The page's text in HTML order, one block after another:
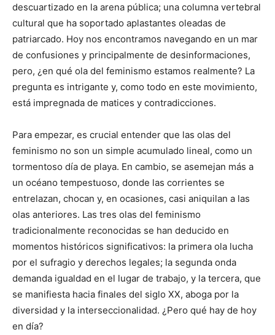
descuartizado en la arena pública; una columna vertebral
cultural que ha soportado aplastantes oleadas de
patriarcado. Hoy nos encontramos navegando en un mar
de confusiones y principalmente de desinformaciones,
pero, ¿en qué ola del feminismo estamos realmente? La
pregunta es intrigante y, como todo en este movimiento,
está impregnada de matices y contradicciones.
Para empezar, es crucial entender que las olas del
feminismo no son un simple acumulado lineal, como un
tormentoso día de playa. En cambio, se asemejan más a
un océano tempestuoso, donde las corrientes se
entrelazan, chocan y, en ocasiones, casi aniquilan a las
olas anteriores. Las tres olas del feminismo
tradicionalmente reconocidas se han deducido en
momentos históricos significativos: la primera ola lucha
por el sufragio y derechos legales; la segunda onda
demanda igualdad en el lugar de trabajo, y la tercera, que
se manifiesta hacia finales del siglo XX, aboga por la
diversidad y la interseccionalidad. ¿Pero qué hay de hoy
en día?